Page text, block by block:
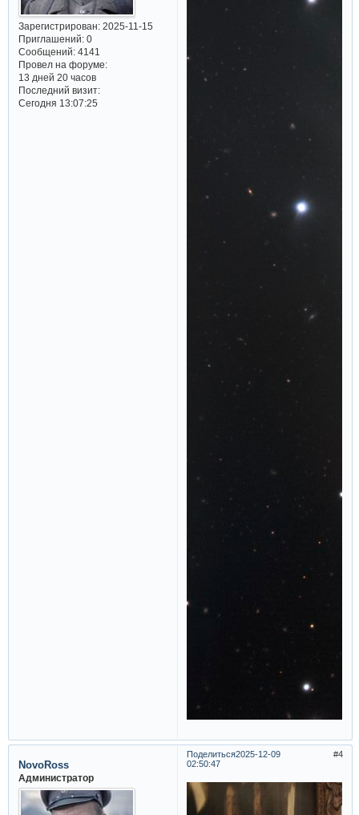
Зарегистрирован: 2025-11-15
Приглашений:0
Сообщений:4141
Провел на форуме:
13 дней 20 часов
Последний визит:
Сегодня 13:07:25
Поделиться 4
2025-12-09
02:50:47
NovoRoss
Администратор